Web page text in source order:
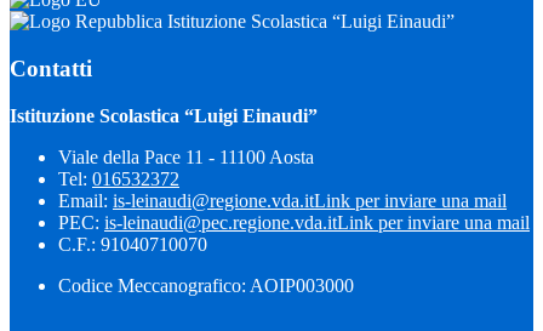
Istituzione Scolastica “Luigi Einaudi”
Contatti
Istituzione Scolastica “Luigi Einaudi”
Viale della Pace 11 - 11100 Aosta
Tel: 016532372
Email: is-leinaudi@regione.vda.itLink per inviare una mail
PEC: is-leinaudi@pec.regione.vda.itLink per inviare una mail
C.F.: 91040710070
Codice Meccanografico: AOIP003000